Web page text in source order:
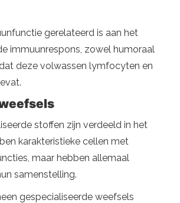
gerelateerd is aan het
immuunrespons, zowel humoraal
deze volwassen lymfocyten en
stoffen zijn verdeeld in het
karakteristieke cellen met
maar hebben allemaal
samenstelling.
gespecialiseerde weefsels